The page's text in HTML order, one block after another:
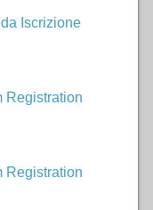
Iscrizione
Registration
Registration